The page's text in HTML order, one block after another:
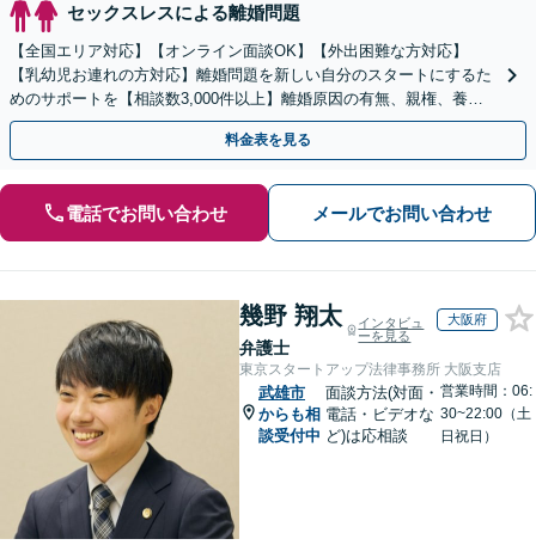
セックスレスによる離婚問題
【全国エリア対応】【オンライン面談OK】【外出困難な方対応】
【乳幼児お連れの方対応】離婚問題を新しい自分のスタートにするた
めのサポートを【相談数3,000件以上】離婚原因の有無、親権、養育
費、財産分与、慰謝料請求【夜間・休日相談可】
料金表を見る
電話でお問い合わせ メールでお問い合わせ
幾野 翔太
弁護士
インタビュ
ーを見る
大阪府
東京スタートアップ法律事務所 大阪支店
武雄市
からも相
談受付中
面談方法(対面・
電話・ビデオな
ど)は応相談
営業時間：06:
30~22:00（土
日祝日）